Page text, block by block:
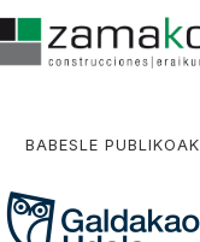
BABESLE PUBLIKOAK